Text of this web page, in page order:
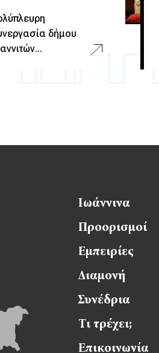
δήμου
Ιωάννινα
Προορισμοί
Εμπειρίες
Διαμονή
Συνέδρια
Τι τρέχει;
Επικοινωνία